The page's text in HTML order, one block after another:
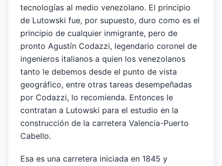
tecnologías al medio venezolano. El principio
de Lutowski fue, por supuesto, duro como es el
principio de cualquier inmigrante, pero de
pronto Agustín Codazzi, legendario coronel de
ingenieros italianos a quien los venezolanos
tanto le debemos desde el punto de vista
geográfico, entre otras tareas desempeñadas
por Codazzi, lo recomienda. Entonces le
contratan a Lutowski para el estudio en la
construcción de la carretera Valencia-Puerto
Cabello.
Esa es una carretera iniciada en 1845 y